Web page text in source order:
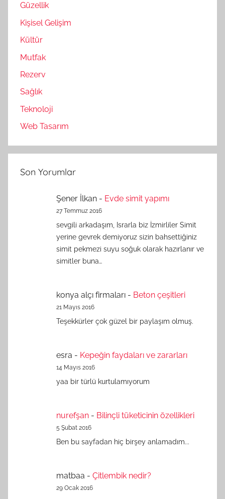
Güzellik
Kişisel Gelişim
Kültür
Mutfak
Rezerv
Sağlık
Teknoloji
Web Tasarım
Son Yorumlar
Şener İlkan - Evde simit yapımı
27 Temmuz 2016
sevgili arkadaşım, Israrla biz İzmirliler Simit
yerine gevrek demiyoruz sizin bahsettiğiniz
simit pekmezi suyu soğuk olarak hazırlanır ve
simitler buna…
konya alçı firmaları - Beton çeşitleri
21 Mayıs 2016
Teşekkürler çok güzel bir paylaşım olmuş.
esra - Kepeğin faydaları ve zararları
14 Mayıs 2016
yaa bir türlü kurtulamıyorum
nurefşan - Bilinçli tüketicinin özellikleri
5 Şubat 2016
Ben bu sayfadan hiç birşey anlamadım...
matbaa - Çitlembik nedir?
29 Ocak 2016